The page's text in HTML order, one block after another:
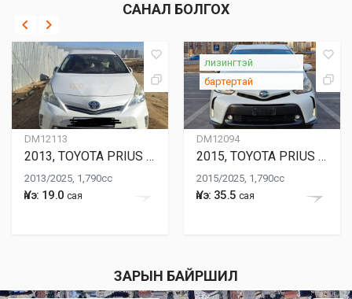
САНАЛ БОЛГОХ
DM12113
2013, TOYOTA PRIUS ALPHA
2013/2025, 1,790cc
Үнэ: 19.0 сая
DM12094
лизингтэй
бартертай
2015, TOYOTA PRIUS ALPHA
2015/2025, 1,790cc
Үнэ: 35.5 сая
ЗАРЫН БАЙРШИЛ